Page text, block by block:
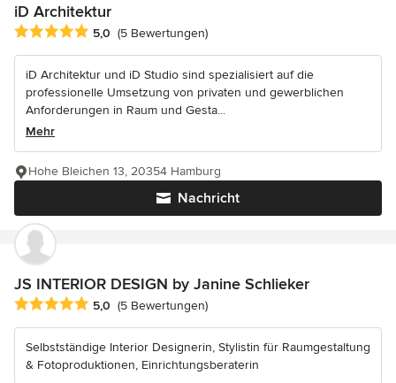
iD Architektur
Durchschnittliche Bewertung: 5 von 5 Sternen
5,0 (5 Bewertungen)
iD Architektur und iD Studio sind spezialisiert auf die
professionelle Umsetzung von privaten und gewerblichen
Anforderungen in Raum und Gesta...
Mehr
Nachricht
Hohe Bleichen 13, 20354 Hamburg
JS INTERIOR DESIGN by Janine Schlieker
Durchschnittliche Bewertung: 5 von 5 Sternen
5,0 (5 Bewertungen)
Selbstständige Interior Designerin, Stylistin für Raumgestaltung
& Fotoproduktionen, Einrichtungsberaterin